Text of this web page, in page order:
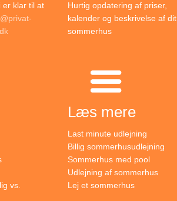
er klar til at
Hurtig opdatering af priser,
kalender og beskrivelse af dit
sommerhus
vs.
Læs mere
Last minute udlejning
Billig sommerhusudlejning
Sommerhus med pool
Udlejning af sommerhus
Lej et sommerhus